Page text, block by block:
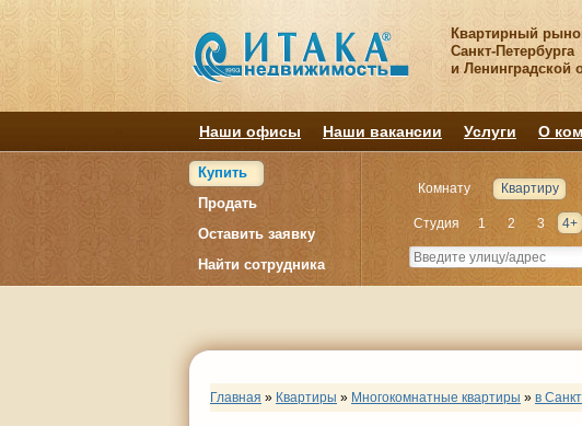
Квартирный
Санкт-Петербурга
и Ленинградской
Наши офисы Наши вакансии Услуги О
Купить
Продать
Оставить заявку
Найти сотрудника
Комнату Квартиру
Студия 1 2 3 4+
Главная » Квартиры » Многокомнатные квартиры » в